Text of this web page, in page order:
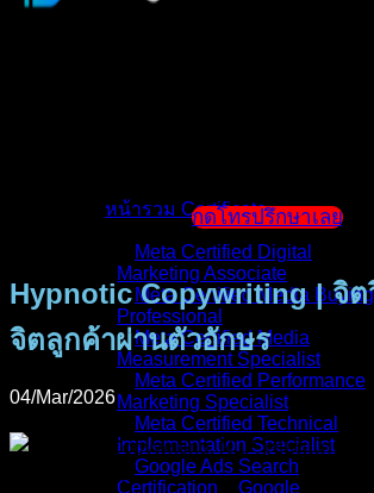
หน้ารวม Certificate
Meta Certified Digital
Marketing Associate
Meta Certified Media Buying
Professional
Meta Certified Media
Measurement Specialist
Meta Certified Performance
Marketing Specialist
Meta Certified Technical
Implementation Specialist
Google Ads Search
Certification _ Google
กดโทรปรึกษาเลย
Hypnotic Copywriting | จิต
จิตลูกค้าผ่านตัวอักษร
04/Mar/2026